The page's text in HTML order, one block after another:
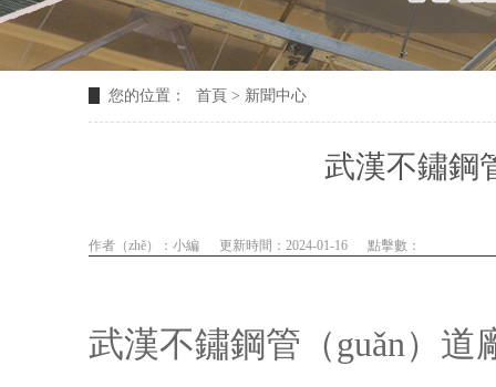
您的位置： 首頁 > 新聞中心
武漢不鏽鋼
作者（zhě）：小編 更新時間：2024-01-16 點擊數：
武漢不鏽鋼管（guǎn）道